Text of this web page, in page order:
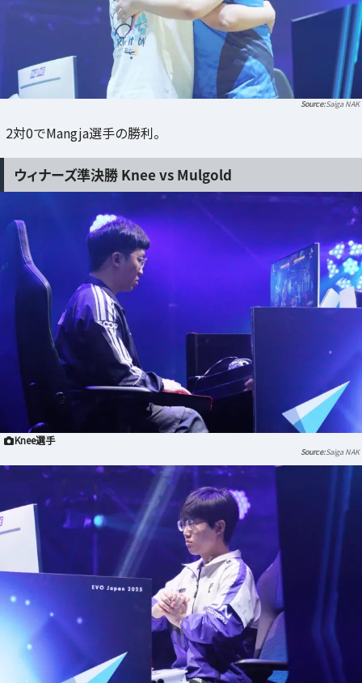
Saiga NAK
2対0でMangja選手の勝利。
ウィナーズ準決勝 Knee vs Mulgold
Knee選手
Saiga NAK